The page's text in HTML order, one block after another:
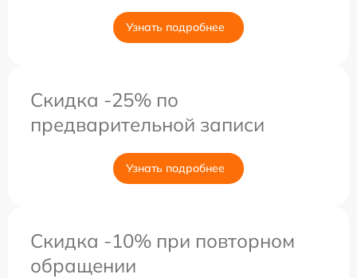
Узнать подробнее
Скидка -25% по
предварительной записи
Узнать подробнее
Скидка -10% при повторном
обращении